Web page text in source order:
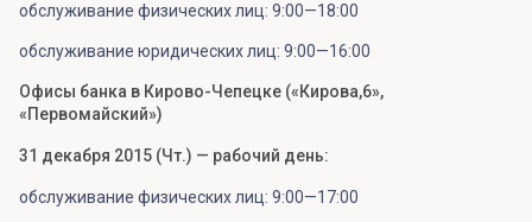
обслуживание физических лиц: 9:00—18:00
обслуживание юридических лиц: 9:00—16:00
Офисы банка в Кирово-Чепецке («Кирова,6»,
«Первомайский»)
31 декабря 2015 (Чт.) — рабочий день:
обслуживание физических лиц: 9:00—17:00